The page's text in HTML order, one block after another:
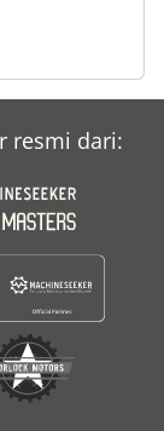
resmi dari: